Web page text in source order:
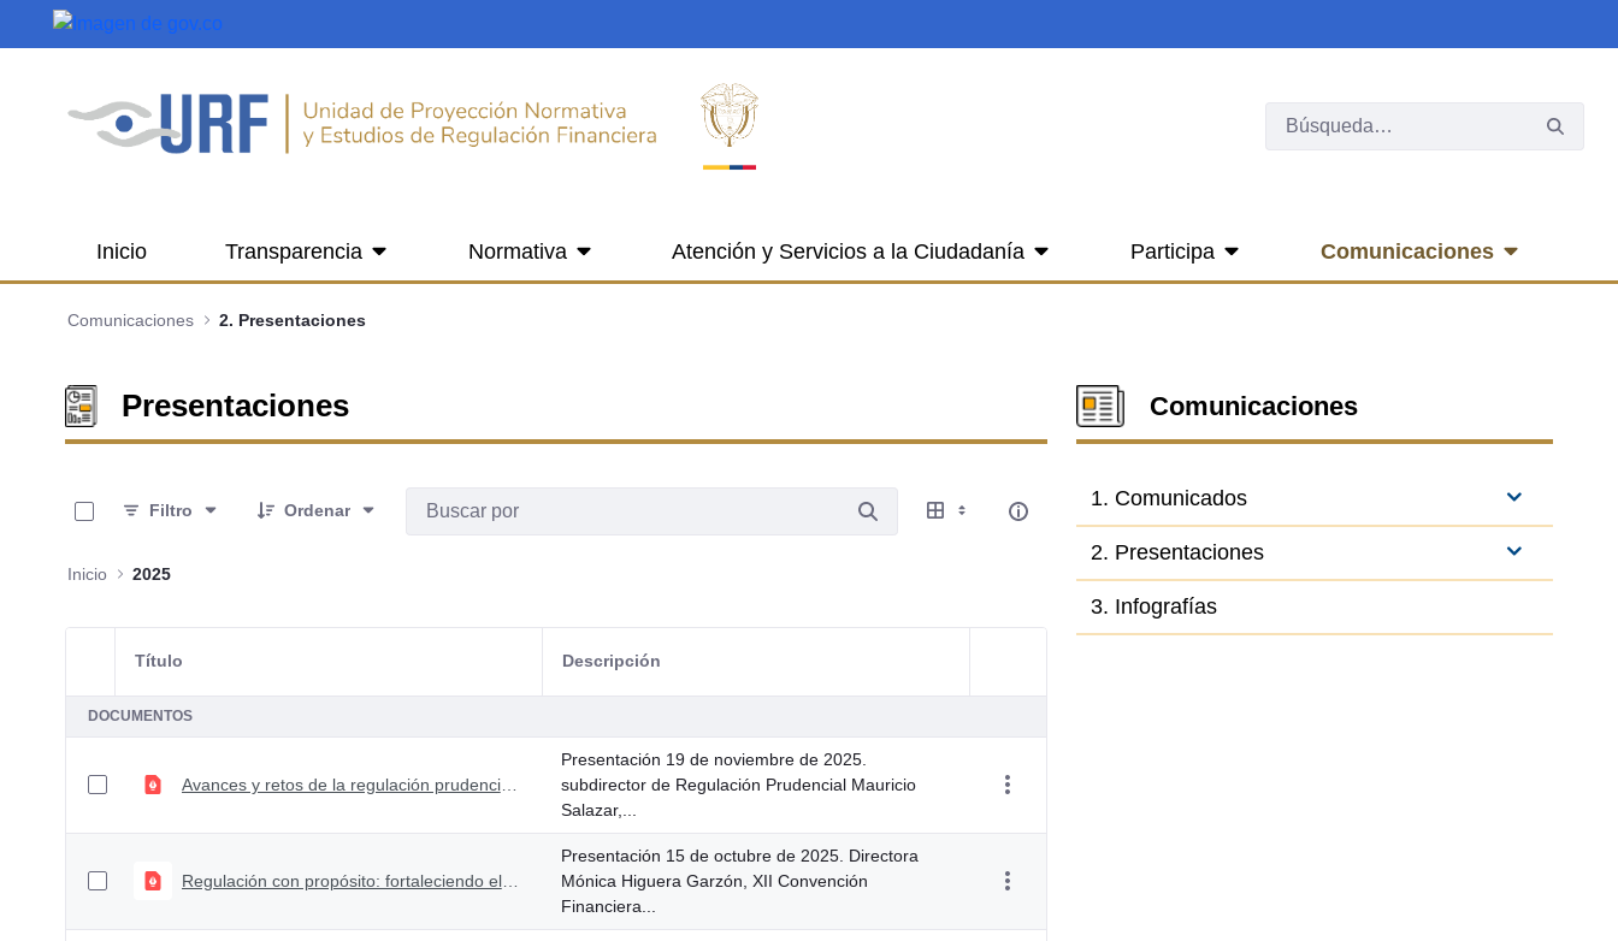
Saltar al contenido principal
Inicio Transparencia Normativa Atención y Servicios a la Ciudadanía Participa Comunicaciones
Comunicaciones 2. Presentaciones
Presentaciones
Filtro
Ordenar
Inicio 2025
Selección del elemento
Título Descripción
DOCUMENTOS
Avances y retos de la regulación prudencial del sistema financiero
Presentación 19 de noviembre de 2025.
subdirector de Regulación Prudencial Mauricio
Salazar,...
Regulación con propósito: fortaleciendo el cooperativismo
Presentación 15 de octubre de 2025. Directora
Mónica Higuera Garzón, XII Convención
Financiera...
Comunicaciones
1. Comunicados
2. Presentaciones
3. Infografías